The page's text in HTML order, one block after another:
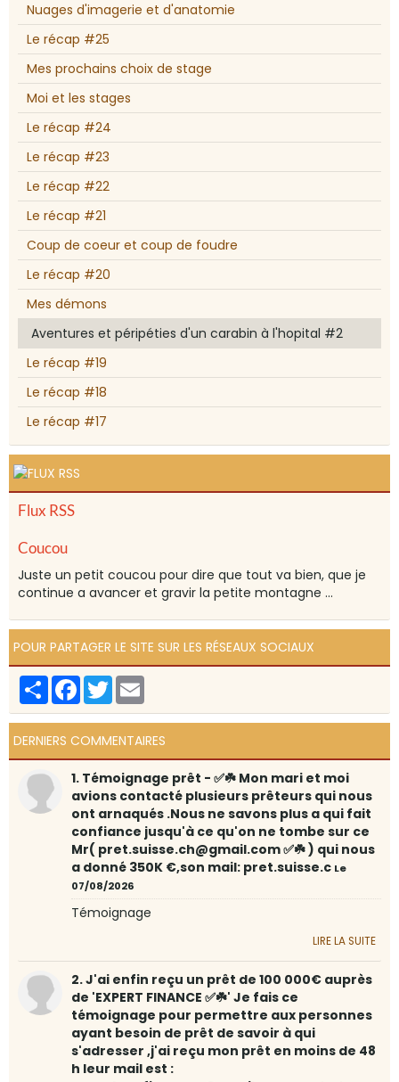
Nuages d'imagerie et d'anatomie
Le récap #25
Mes prochains choix de stage
Moi et les stages
Le récap #24
Le récap #23
Le récap #22
Le récap #21
Coup de coeur et coup de foudre
Le récap #20
Mes démons
Aventures et péripéties d'un carabin à l'hopital #2
Le récap #19
Le récap #18
Le récap #17
Flux RSS
Coucou
Juste un petit coucou pour dire que tout va bien, que je
continue a avancer et gravir la petite montagne ...
POUR PARTAGER LE SITE SUR LES RÉSEAUX SOCIAUX
PartagerFacebook
Twitter
DERNIERS COMMENTAIRES
1. Témoignage prêt - ✅☘️ Mon mari et moi
avions contacté plusieurs prêteurs qui nous
ont arnaqués .Nous ne savons plus a qui fait
confiance jusqu'à ce qu'on ne tombe sur ce
Mr( pret.suisse.ch@gmail.com ✅☘️ ) qui nous
a donné 350K €,son mail: pret.suisse.c Le
07/08/2026
Témoignage
LIRE LA SUITE
2. J'ai enfin reçu un prêt de 100 000€ auprès
de 'EXPERT FINANCE ✅☘️' Je fais ce
témoignage pour permettre aux personnes
ayant besoin de prêt de savoir à qui
s'adresser ,j'ai reçu mon prêt en moins de 48
h leur mail est :